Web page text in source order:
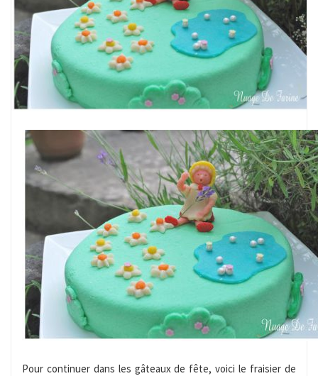
Pour continuer dans les gâteaux de fête, voici le fraisier de